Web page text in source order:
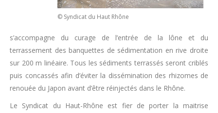
© Syndicat du Haut Rhône
s’accompagne du curage de l’entrée de la lône et du
terrassement des banquettes de sédimentation en rive droite
sur 200 m linéaire. Tous les sédiments terrassés seront criblés
puis concassés afin d’éviter la dissémination des rhizomes de
renouée du Japon avant d’être réinjectés dans le Rhône.
Le Syndicat du Haut-Rhône est fier de porter la maitrise